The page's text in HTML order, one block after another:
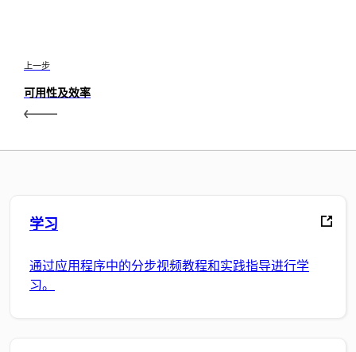
上一步
可用性及效率
学习
通过应用程序中的分步视频教程和实践指导进行学
习。